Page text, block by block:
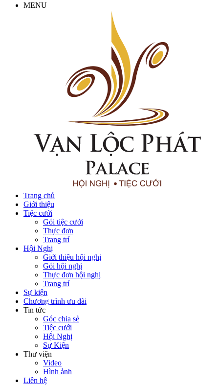
MENU
Trang chủ
Giới thiệu
Tiệc cưới
Gói tiệc cưới
Thực đơn
Trang trí
Hội Nghị
Giới thiệu hội nghị
Gói hội nghị
Thực đơn hội nghị
Trang trí
Sự kiện
Chương trình ưu đãi
Tin tức
Góc chia sẻ
Tiệc cưới
Hội Nghị
Sự Kiện
Thư viện
Video
Hình ảnh
Liên hệ